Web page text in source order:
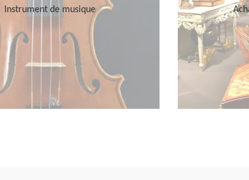
Instrument de musique